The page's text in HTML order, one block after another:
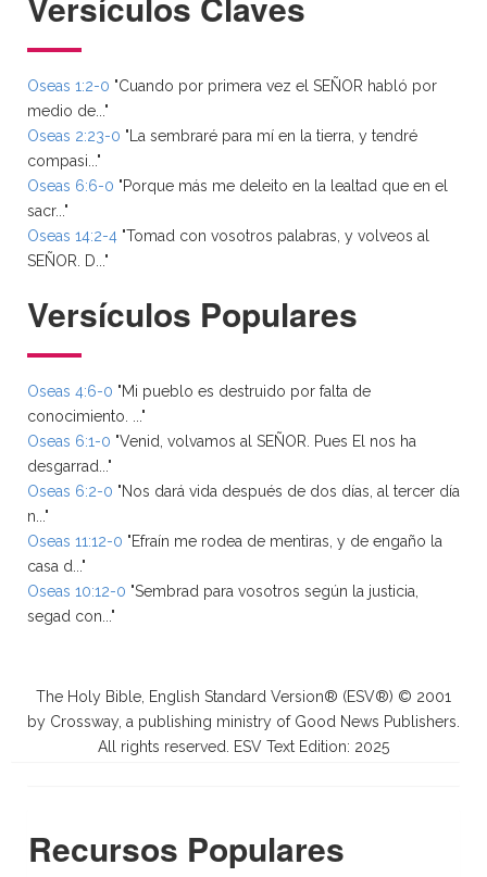
Oseas 1:2-0 "Cuando por primera vez el SEÑOR habló por
medio de..."
Oseas 2:23-0 "La sembraré para mí en la tierra, y tendré
compasi..."
Oseas 6:6-0 "Porque más me deleito en la lealtad que en el
sacr..."
Oseas 14:2-4 "Tomad con vosotros palabras, y volveos al
SEÑOR. D..."
Versículos Populares
Oseas 4:6-0 "Mi pueblo es destruido por falta de
conocimiento. ..."
Oseas 6:1-0 "Venid, volvamos al SEÑOR. Pues El nos ha
desgarrad..."
Oseas 6:2-0 "Nos dará vida después de dos días, al tercer día
n..."
Oseas 11:12-0 "Efraín me rodea de mentiras, y de engaño la
casa d..."
Oseas 10:12-0 "Sembrad para vosotros según la justicia,
segad con..."
The Holy Bible, English Standard Version® (ESV®) © 2001
by Crossway, a publishing ministry of Good News Publishers.
All rights reserved. ESV Text Edition: 2025
Recursos Populares